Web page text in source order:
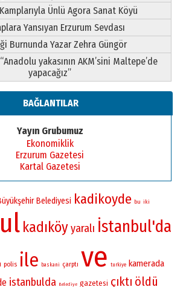
Ünlü Agora Sanat Köyü
Yansıyan Erzurum Sevdası
Burnunda Yazar Zehra Güngör
yakasının AKM’sini Maltepe’de
yapacağız”
BAĞLANTILAR
Yayın Grubumuz
Ekonomiklik
Erzurum Gazetesi
Kartal Gazetesi
Belediyesi kadikoyde bu iki
kadıköyyaralı İstanbul'da
polis ile baskani çarptı ve turkiye kamerada
istanbulda Belediye gazetesi çıktı öldü